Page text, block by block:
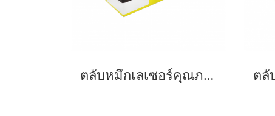
ตลับหมึกเลเซอร์คุณภาพสูงสำหรับ Brother รุ่น TN2480